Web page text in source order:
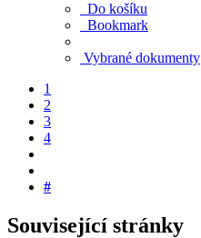
Do košíku
Bookmark
Vybrané dokumenty
1
2
3
4
#
Související stránky